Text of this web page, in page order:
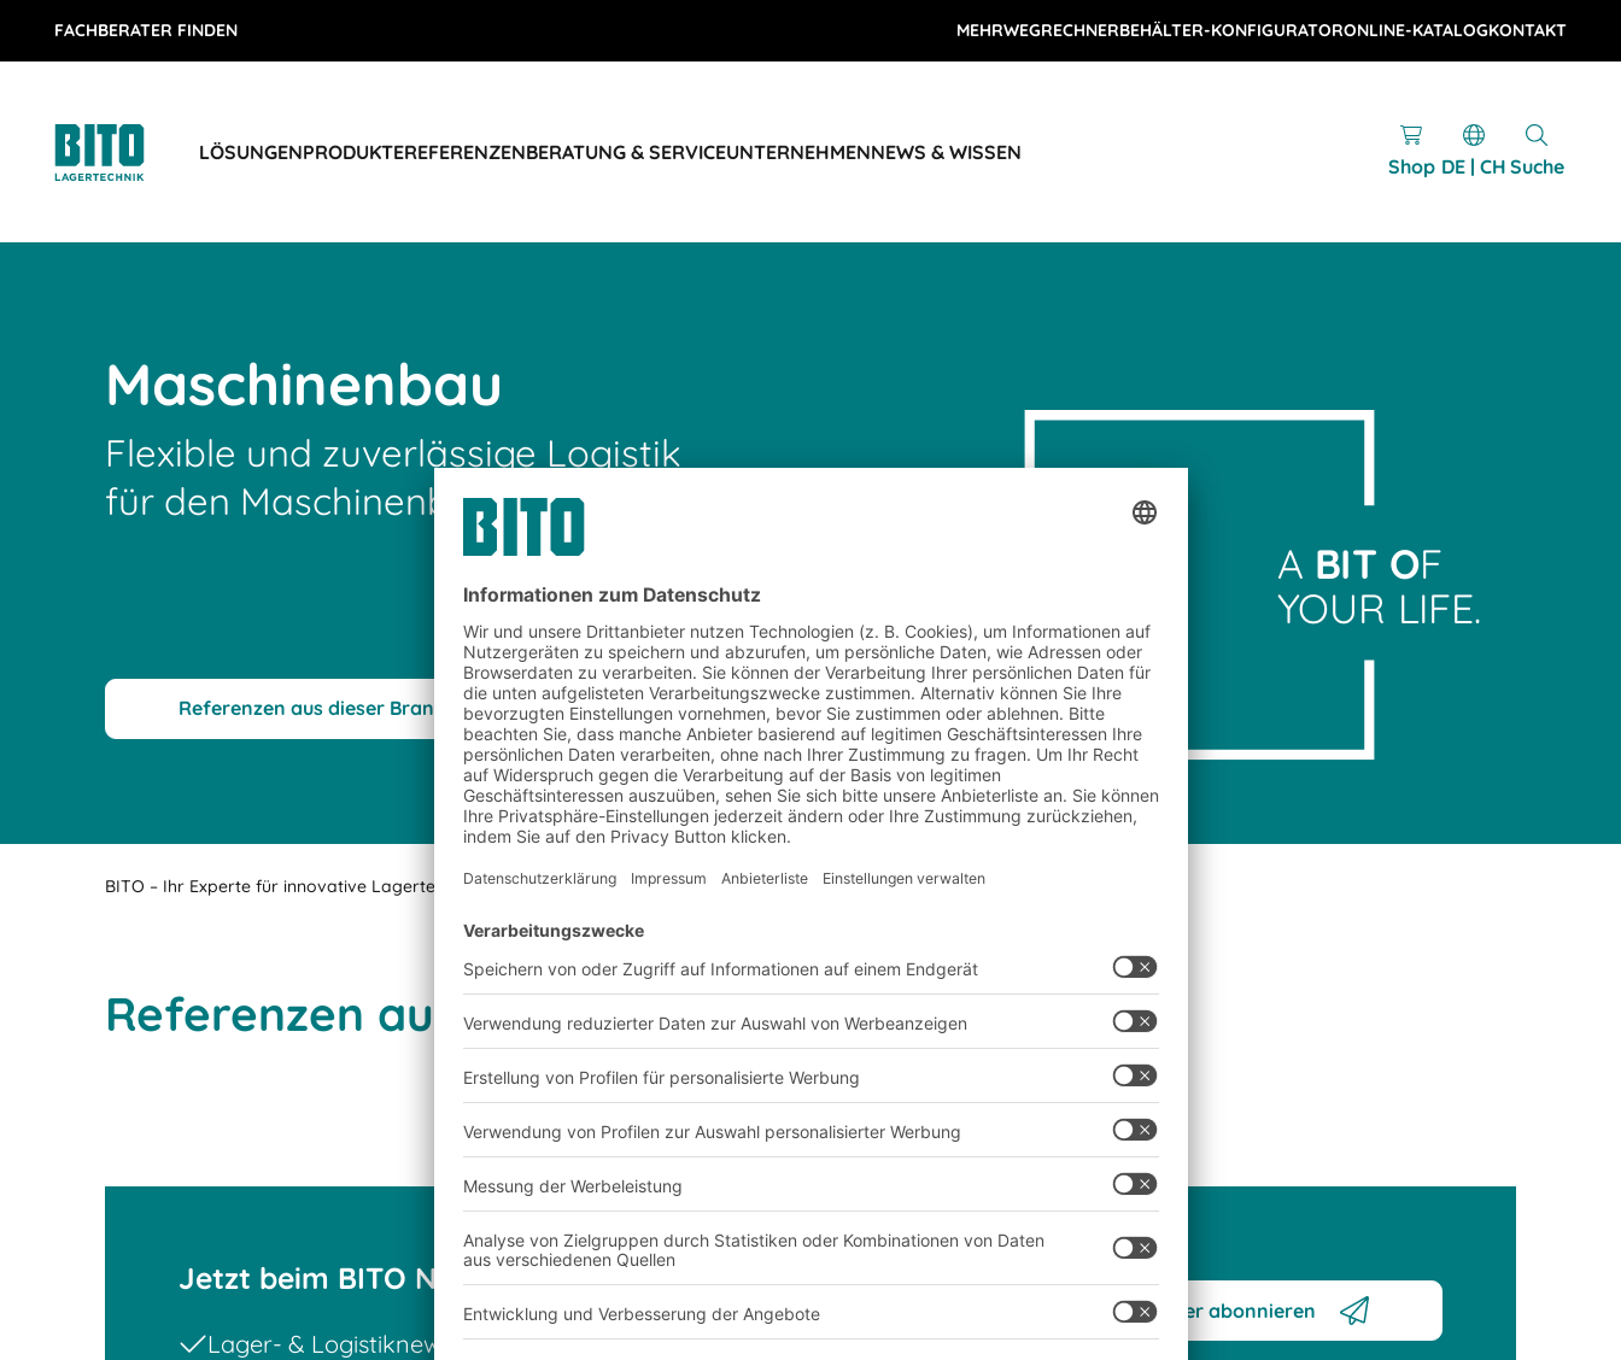
FACHBERATER FINDEN MEHRWEGRECHNERBEHÄLTER-KONFIGURATORONLINE-KATALOGKONTAKT
LÖSUNGENPRODUKTEREFERENZENBERATUNG & SERVICEUNTERNEHMENNEWS & WISSEN
Shop DE | CH Suche
A BIT OF
YOUR LIFE.
Maschinenbau
Flexible und zuverlässige Logistik
für den Maschinenbau
Referenzen aus dieser Branche
BITO – Ihr Experte für innovative Lagertechnik- und Logistiklösungen Referenzen Maschinenbau
Referenzen aus der Branche Maschinenbau
Jetzt beim BITO Newsletter anmelden:
Lager- & Logistiknews Exklusive Rabatte Neuheiten
Newsletter abonnieren